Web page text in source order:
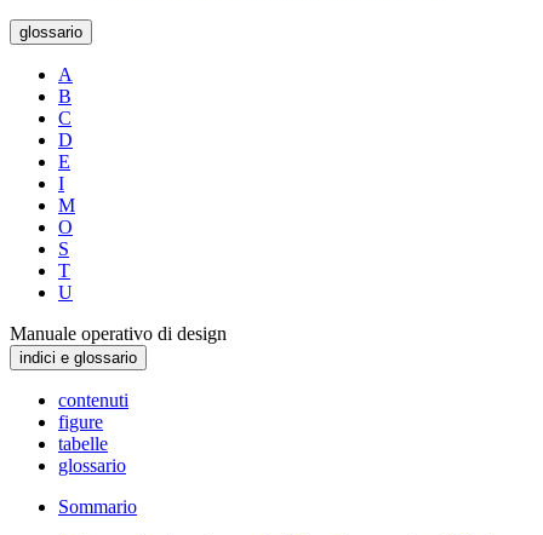
glossario
A
B
C
D
E
I
M
O
S
T
U
Manuale operativo di design
indici e glossario
contenuti
figure
tabelle
glossario
Sommario